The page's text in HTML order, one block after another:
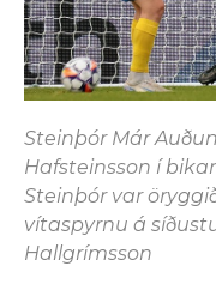
Steinþór Már
Hafsteinsson í
Steinþór var
vítaspyrnu á
Hallgrímsson